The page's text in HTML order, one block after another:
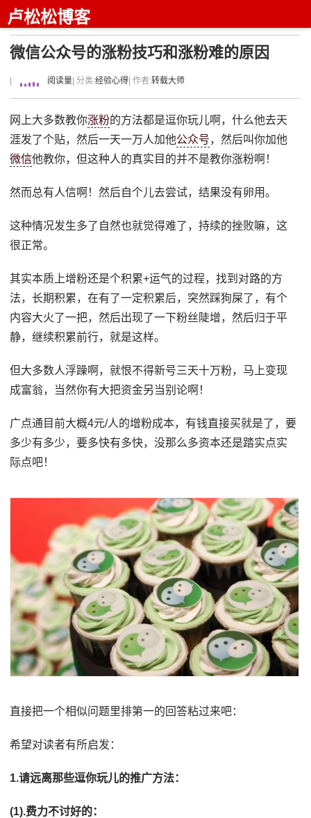
卢松松博客
微信公众号的涨粉技巧和涨粉难的原因
阅读量 | 分类:经验心得 | 作者:转载大师
网上大多数教你涨粉的方法都是逗你玩儿啊，什么他去天
涯发了个贴，然后一天一万人加他公众号，然后叫你加他
微信他教你，但这种人的真实目的并不是教你涨粉啊！
然而总有人信啊！然后自个儿去尝试，结果没有卵用。
这种情况发生多了自然也就觉得难了，持续的挫败嘛，这
很正常。
其实本质上增粉还是个积累+运气的过程，找到对路的方
法，长期积累，在有了一定积累后，突然踩狗屎了，有个
内容大火了一把，然后出现了一下粉丝陡增，然后归于平
静，继续积累前行，就是这样。
但大多数人浮躁啊，就恨不得新号三天十万粉，马上变现
成富翁，当然你有大把资金另当别论啊！
广点通目前大概4元/人的增粉成本，有钱直接买就是了，要
多少有多少，要多快有多快，没那么多资本还是踏实点实
际点吧！
直接把一个相似问题里排第一的回答粘过来吧：
希望对读者有所启发：
1.请远离那些逗你玩儿的推广方法：
(1).费力不讨好的：